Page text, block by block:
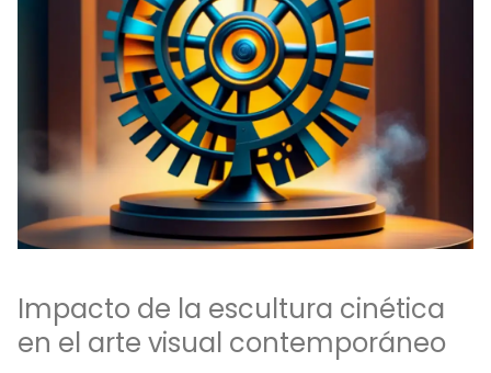
Impacto de la escultura cinética
en el arte visual contemporáneo